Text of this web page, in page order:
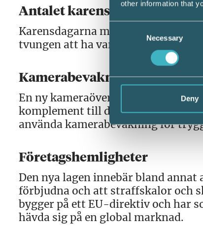
other information that
Necessary
Deny
Antalet karensdagar i a-
Karensdagarna minskar från sju till
tvungen att ha varit arbetslös i
Kamerabevakning
En ny kameraövervakningslag
komplement till
använda kamerabevakning för
Företagshemligheter
Den nya lagen innebär bland
förbjudna och att straffskalor och
bygger på ett EU-direktiv och har
hävda sig på en global marknad.